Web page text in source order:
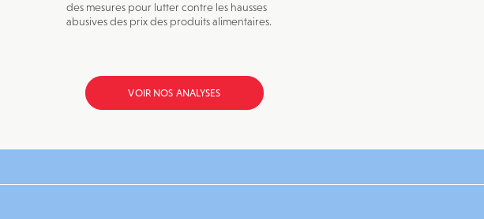
des mesures pour lutter contre les hausses
abusives des prix des produits alimentaires.
VOIR NOS ANALYSES